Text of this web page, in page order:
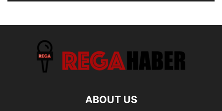
ABOUT US